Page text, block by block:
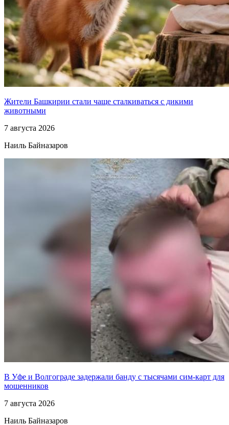
Жители Башкирии стали чаще сталкиваться с дикими
животными
7 августа 2026
Наиль Байназаров
В Уфе и Волгограде задержали банду с тысячами сим-карт для
мошенников
7 августа 2026
Наиль Байназаров